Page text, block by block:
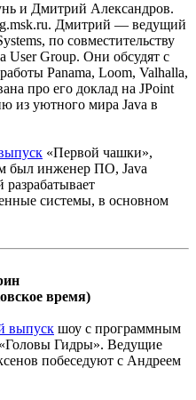
и Дмитрий Александров.
Дмитрий — ведущий
по совместительству
User Group. Они обсудят с
Panama, Loom, Valhalla,
про его доклад на JPoint
из уютного мира Java в
«Первой чашки»,
был инженер ПО, Java
системы, в основном
время)
выпуск шоу с программным
Гидры». Ведущие
побеседуют с Андреем